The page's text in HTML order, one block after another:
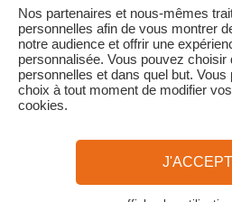
son partenaire AREAS Assurances.
réservation ou dans les 24h suivant
téléphone.
CGV et Charte de
La Presse parle de nous
Nos partenaires et nous-mêmes
personnelles afin de vous montrer
notre audience et offrir une
personnalisée. Vous pouvez choisir
personnelles et dans quel but.
choix à tout moment de modifier
cookies.